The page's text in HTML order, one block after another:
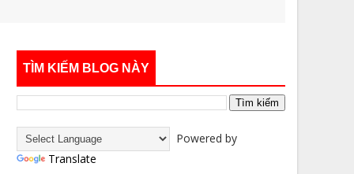
TÌM KIẾM BLOG NÀY
Powered by
Translate